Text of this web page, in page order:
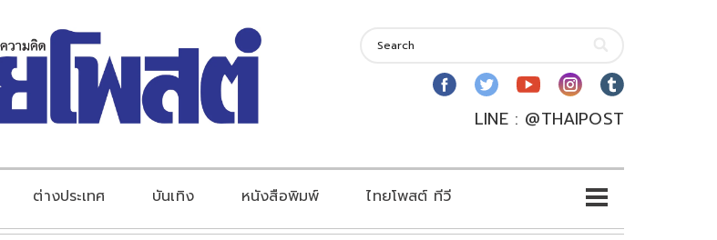
LINE : @THAIPOST
ต่างประเทศ บันเทิง หนังสือพิมพ์ ไทยโพสต์ ทีวี